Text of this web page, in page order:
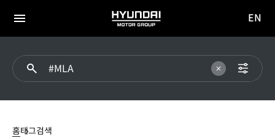
전체
HYUNDAI
MOTOR
이동
EN
홈태그검색